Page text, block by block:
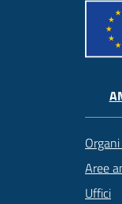
Aree
Uffici